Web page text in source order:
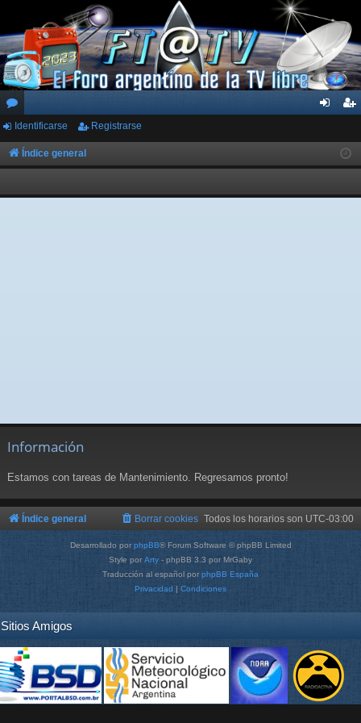
or
os
ar
ist
rs
Identificarse Registrarse
Índice general
Información
Estamos con tareas de Mantenimiento. Regresamos pronto!
Índice general Todos los horarios son UTC-03:00
Borrar cookies
Desarrollado por phpBB® Forum Software © phpBB Limited
Style por Arty - phpBB 3.3 por MrGaby
Traducción al español por phpBB España
Privacidad | Condiciones
Sitios Amigos